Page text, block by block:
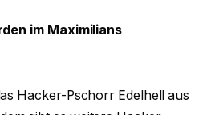
im Maximilians
Hacker-Pschorr Edelhell aus